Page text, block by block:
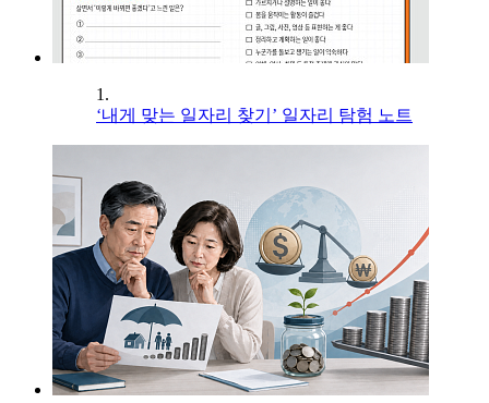
1.
‘내게 맞는 일자리 찾기’ 일자리 탐험 노트